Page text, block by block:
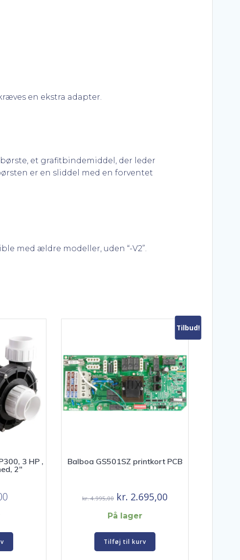
en ekstra adapter.
et grafitbindemiddel, der leder
er en sliddel med en forventet
med ældre modeller, uden “-V2”.
3 HP ,
2″
Tilbud!
Balboa GS501SZ printkort PCB
kr.4.995,00 Den
oprindelige
pris
var:
kr. 4.995,00.
kr. 2.695,00
På lager
Tilføj til kurv